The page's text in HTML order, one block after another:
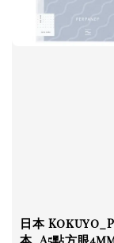
日本
本_A5點方眼